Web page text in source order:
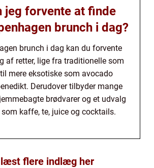
jeg forvente at finde
brunch i dag?
brunch i dag kan du forvente
af retter, lige fra traditionelle som
mere eksotiske som avocado
Derudover tilbyder mange
brødvarer og et udvalg
kaffe, te, juice og cocktails.
læst flere indlæg her